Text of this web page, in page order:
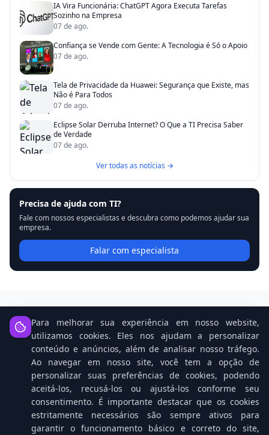
IA Vira Funcionária: ChatGPT Agora Executa Tarefas
Sozinho na Empresa
07 de ago.
Confiança se Vende com Gente: A Tecnologia é Só o Apoio
07 de ago.
Tela de Privacidade da Huawei: Segurança que Existe, mas
Não é Para Todos
07 de ago.
Eclipse Solar Derruba Internet? O Que a TI Precisa Saber
de Verdade
07 de ago.
Ver todas as notícias →
Precisa de ajuda com TI?
Fale com nossos especialistas e descubra como podemos ajudar sua
empresa.
Falar com especialista
Notícias Relacionadas
Para melhorar sua experiência em nosso website,
utilizamos cookies. Eles nos ajudam a personalizar
conteúdo e anúncios, além de analisar nosso tráfego.
Ao navegar em nosso site, você tem a opção de
personalizar suas preferências de cookies, podendo
aceitá-los, recusá-los ou ajustá-los conforme seu
consentimento. É importante destacar que os cookies
estritamente necessários são sempre ativos para
garantir o funcionamento básico e correto do site,